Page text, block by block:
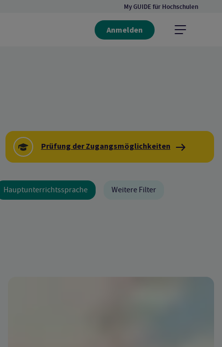
My GUIDE für Hochschulen
Anmelden
Prüfung der Zugangsmöglichkeiten
Hauptunterrichtssprache Weitere Filter
Ergebnisse sortiert nach Standardsortierung. Ergebnisse